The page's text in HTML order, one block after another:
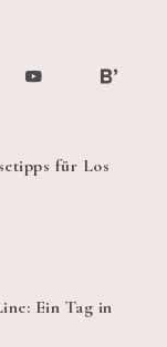
für Los
Ein Tag in